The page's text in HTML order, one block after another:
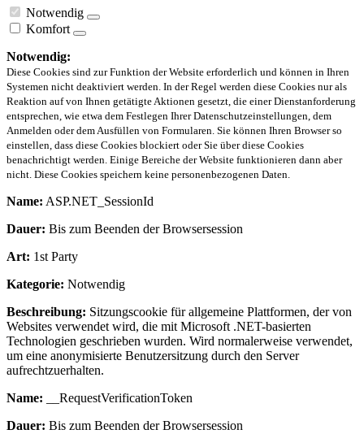
Notwendig
Komfort
Notwendig:
Diese Cookies sind zur Funktion der Website erforderlich und können in Ihren
Systemen nicht deaktiviert werden. In der Regel werden diese Cookies nur als
Reaktion auf von Ihnen getätigte Aktionen gesetzt, die einer Dienstanforderung
entsprechen, wie etwa dem Festlegen Ihrer Datenschutzeinstellungen, dem
Anmelden oder dem Ausfüllen von Formularen. Sie können Ihren Browser so
einstellen, dass diese Cookies blockiert oder Sie über diese Cookies
benachrichtigt werden. Einige Bereiche der Website funktionieren dann aber
nicht. Diese Cookies speichern keine personenbezogenen Daten.
Name: ASP.NET_SessionId
Dauer: Bis zum Beenden der Browsersession
Art: 1st Party
Kategorie: Notwendig
Beschreibung: Sitzungscookie für allgemeine Plattformen, der von
Websites verwendet wird, die mit Microsoft .NET-basierten
Technologien geschrieben wurden. Wird normalerweise verwendet,
um eine anonymisierte Benutzersitzung durch den Server
aufrechtzuerhalten.
Name: __RequestVerificationToken
Dauer: Bis zum Beenden der Browsersession